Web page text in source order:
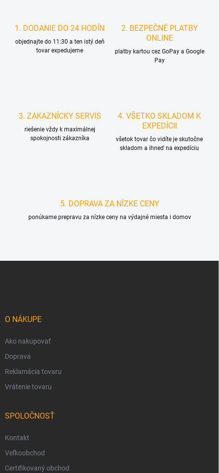
1. DODANIE DO 24 HODÍN
objednajte do 11:30 a ten istý deň
tovar expedujeme
2. BEZPEČNÉ PLATBY
ONLINE
platby kartou cez GoPay a Google
Pay
3. ZAKAZNÍCKY SERVIS
riešenie vždy k maximálnej
spokojnosti zákazníka
4. VŠETKO SKLADOM K
EXPEDÍCII
všetok tovar čo vidíte je skutočne
skladom a ihneď na expedíciu
5. DOPRAVA ZA NÍZKE CENY
ponúkame prepravu za nízke ceny na výdajné miesta i domov
O NÁKUPE
Ako nakupovať
Doprava
Reklamácia tovaru
Vrátenie tovaru
SPOLOČNOSŤ
Kontakt
Veľkoobchod
Certifikovaný obchod